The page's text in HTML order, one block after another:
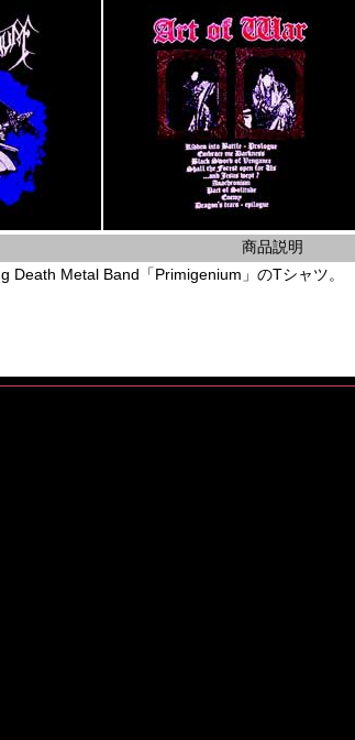
商品説明
Death Metal Band「Primigenium」のTシャツ。